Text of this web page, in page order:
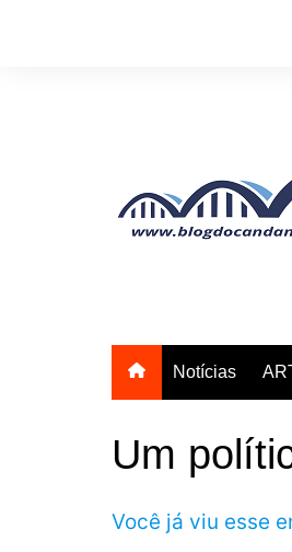
Notícias
Um
Você já viu esse